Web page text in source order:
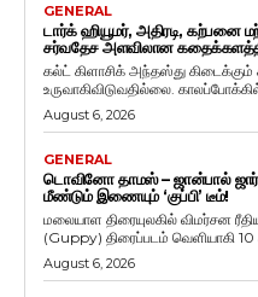
GENERAL
டார்க் ஹியூமர், அதிரடி, கற்பனை
சர்வதேச அளவிலான கதைக்களத்தில்
கல்ட் கிளாசிக் அந்தஸ்து
உருவாகிவிடுவதில்லை.
August 6, 2026
GENERAL
டொவினோ தாமஸ் – ஜான்பால் ஜார்ஜ்
மீண்டும் இணையும் ‘குப்பி’ டீம்!
மலையாள திரையுலகில் விமர்சன
(Guppy) திரைப்படம் வெளியாகி
August 6, 2026